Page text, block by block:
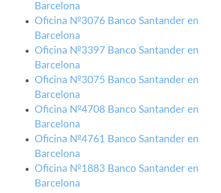
Barcelona
Oficina №3076 Banco Santander en
Barcelona
Oficina №3397 Banco Santander en
Barcelona
Oficina №3075 Banco Santander en
Barcelona
Oficina №4708 Banco Santander en
Barcelona
Oficina №4761 Banco Santander en
Barcelona
Oficina №1883 Banco Santander en
Barcelona